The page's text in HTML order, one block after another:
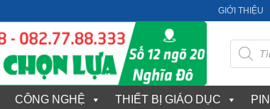
GIỚI THIỆU
Tìm
kiếm
sản
phẩm
CÔNG NGHỆ THIẾT BỊ GIÁO DỤC